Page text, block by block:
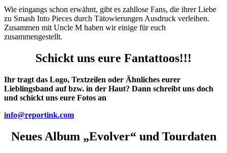
Wie eingangs schon erwähnt, gibt es zahllose Fans, die ihrer Liebe
zu Smash Into Pieces durch Tätowierungen Ausdruck verleihen.
Zusammen mit Uncle M haben wir einige für euch
zusammengestellt.
Schickt uns eure Fantattoos!!!
Ihr tragt das Logo, Textzeilen oder Ähnliches eurer
Lieblingsband auf bzw. in der Haut? Dann schreibt uns doch
und schickt uns eure Fotos an
info@reportink.com
Neues Album „Evolver“ und Tourdaten